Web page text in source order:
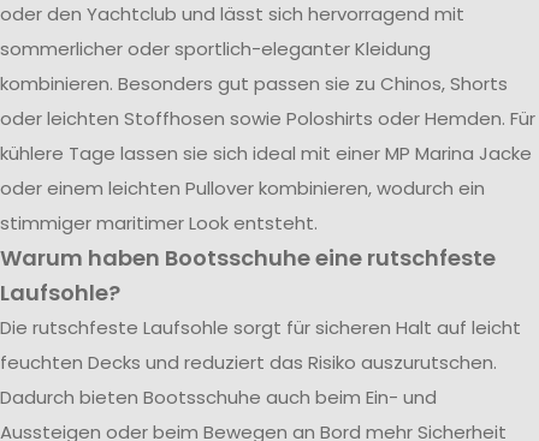
oder den Yachtclub und lässt sich hervorragend mit
sommerlicher oder sportlich-eleganter Kleidung
kombinieren. Besonders gut passen sie zu Chinos, Shorts
oder leichten Stoffhosen sowie Poloshirts oder Hemden. Für
kühlere Tage lassen sie sich ideal mit einer MP Marina Jacke
oder einem leichten Pullover kombinieren, wodurch ein
stimmiger maritimer Look entsteht.
Warum haben Bootsschuhe eine rutschfeste
Laufsohle?
Die rutschfeste Laufsohle sorgt für sicheren Halt auf leicht
feuchten Decks und reduziert das Risiko auszurutschen.
Dadurch bieten Bootsschuhe auch beim Ein- und
Aussteigen oder beim Bewegen an Bord mehr Sicherheit